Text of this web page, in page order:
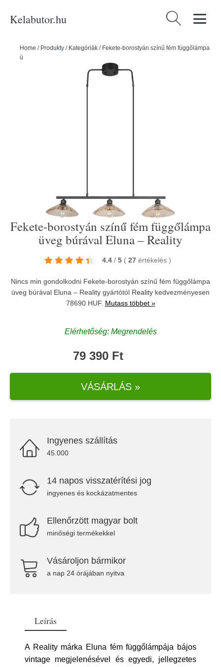
Kelabutor.hu Keresés:
Home / Produkty / Kategóriák / Fekete-borostyán színű fém függőlámpa
üveg búrával Eluna – Reality
Fekete-borostyán színű fém függőlámpa
üveg búrával Eluna – Reality
4.4 / 5 ( 27 értékelés )
Nincs min gondolkodni Fekete-borostyán színű fém függőlámpa
üveg búrával Eluna – Reality gyártótól Reality kedvezményesen
78690 HUF. Mutass többet »
Elérhetőség: Megrendelés
79 390 Ft
VÁSÁRLÁS »
Ingyenes szállítás
45.000
14 napos visszatérítési jog
ingyenes és kockázatmentes
Ellenőrzött magyar bolt
minőségi termékekkel
Vásároljon bármikor
a nap 24 órájában nyitva
Leírás
A Reality márka Eluna fém függőlámpája bájos
vintage megjelenésével és egyedi, jellegzetes